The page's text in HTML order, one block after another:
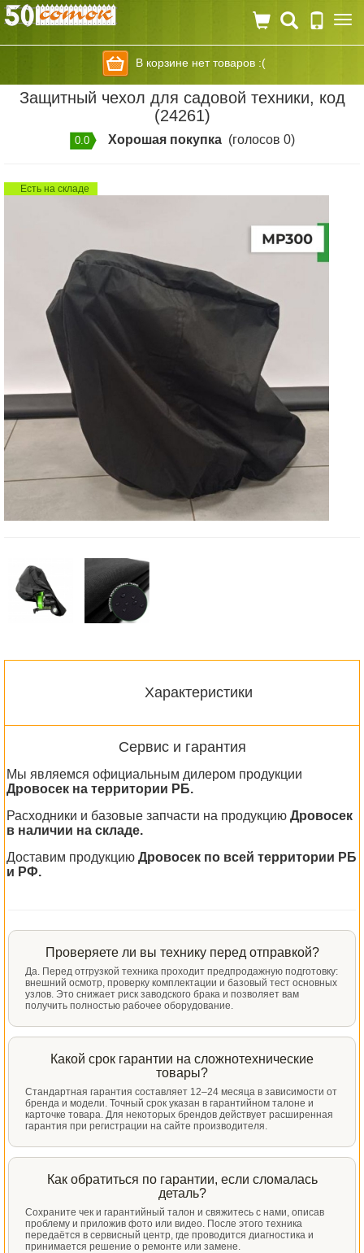
В корзине нет товаров :(
Защитный чехол для садовой техники, код
(24261)
0.0 Хорошая покупка (голосов 0)
Есть на складе
Характеристики
Сервис и гарантия
Мы являемся официальным дилером продукции
Дровосек на территории РБ.
Расходники и базовые запчасти на продукцию Дровосек
в наличии на складе.
Доставим продукцию Дровосек по всей территории РБ
и РФ.
Проверяете ли вы технику перед отправкой?
Да. Перед отгрузкой техника проходит предпродажную подготовку:
внешний осмотр, проверку комплектации и базовый тест основных
узлов. Это снижает риск заводского брака и позволяет вам
получить полностью рабочее оборудование.
Какой срок гарантии на сложнотехнические
товары?
Стандартная гарантия составляет 12–24 месяца в зависимости от
бренда и модели. Точный срок указан в гарантийном талоне и
карточке товара. Для некоторых брендов действует расширенная
гарантия при регистрации на сайте производителя.
Как обратиться по гарантии, если сломалась
деталь?
Сохраните чек и гарантийный талон и свяжитесь с нами, описав
проблему и приложив фото или видео. После этого техника
передаётся в сервисный центр, где проводится диагностика и
принимается решение о ремонте или замене.